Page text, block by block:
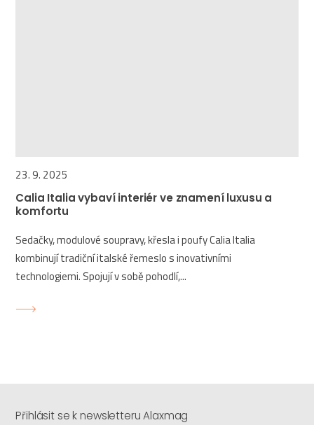
23. 9. 2025
Calia Italia vybaví interiér ve znamení luxusu a
komfortu
Sedačky, modulové soupravy, křesla i poufy Calia Italia
kombinují tradiční italské řemeslo s inovativními
technologiemi. Spojují v sobě pohodlí,...
Přihlásit se k newsletteru Alaxmag